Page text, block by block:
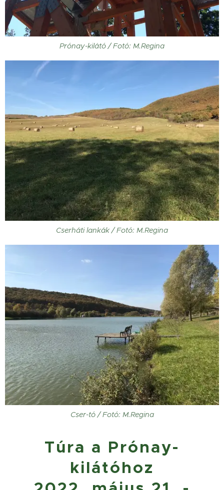
Prónay-kilátó / Fotó: M.Regina
Cserháti lankák / Fotó: M.Regina
Cser-tó / Fotó: M.Regina
Túra a Prónay-
kilátóhoz